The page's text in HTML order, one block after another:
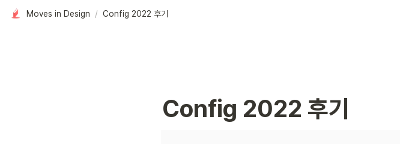
Moves in Design / Config 2022 후기
Config 2022 후기